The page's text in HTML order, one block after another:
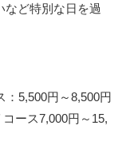
など特別な日を過
：5,500円～8,500円
ース7,000円～15,